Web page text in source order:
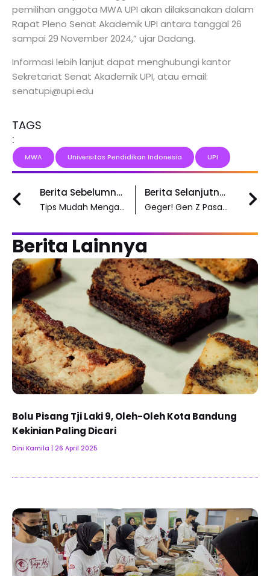
pemilihan anggota MWA UPI akan dilaksanakan dalam
Rapat Pleno Senat Akademik UPI antara tanggal 26
sampai 29 November 2024,” ujar Dadang.
Informasi lebih lanjut dapat menghubungi kantor
Sekretariat Senat Akademik UPI, atau email:
senatupi@upi.edu
TAGS
:
MWA Universitas Pendidikan Indonesia UPI
Prev Berita Sebelumnya
Tips Mudah Mengatasi Permasalahan Pink Tax pada Wanita
Berita Selanjutnya
Geger! Gen Z Pasang Tagar Desperate di LinkedIn
Berita Lainnya
Bolu Pisang Tji Laki 9, Oleh-Oleh Kota Bandung
Kekinian Paling Dicari
Dini Kamila 26 April 2025